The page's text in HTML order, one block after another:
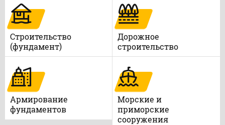
Строительство
(фундамент)
Дорожное
строительство
Армирование
фундаментов
Морские и
приморские
сооружения